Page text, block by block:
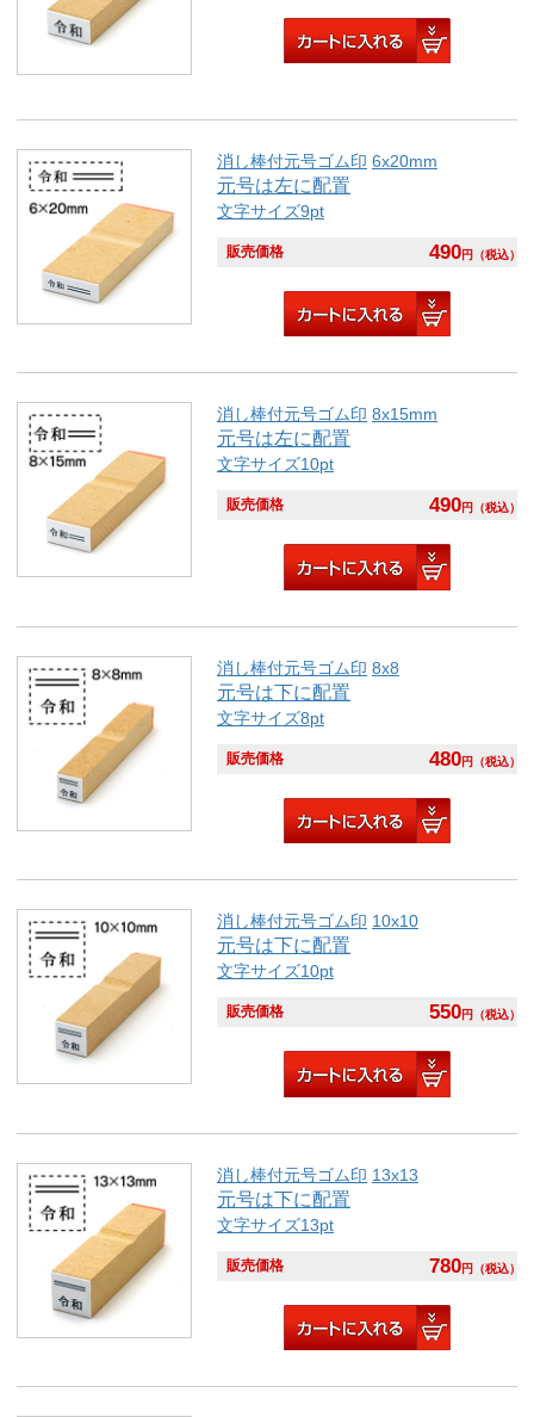
消し棒付元号ゴム印 6x20mm
元号は左に配置
文字サイズ9pt
販売価格 490円 （税込）
消し棒付元号ゴム印 8x15mm
元号は左に配置
文字サイズ10pt
販売価格 490円 （税込）
消し棒付元号ゴム印 8x8
元号は下に配置
文字サイズ8pt
販売価格 480円 （税込）
消し棒付元号ゴム印 10x10
元号は下に配置
文字サイズ10pt
販売価格 550円 （税込）
消し棒付元号ゴム印 13x13
元号は下に配置
文字サイズ13pt
販売価格 780円 （税込）